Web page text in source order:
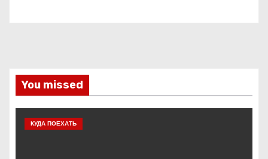
You missed
КУДА ПОЕХАТЬ